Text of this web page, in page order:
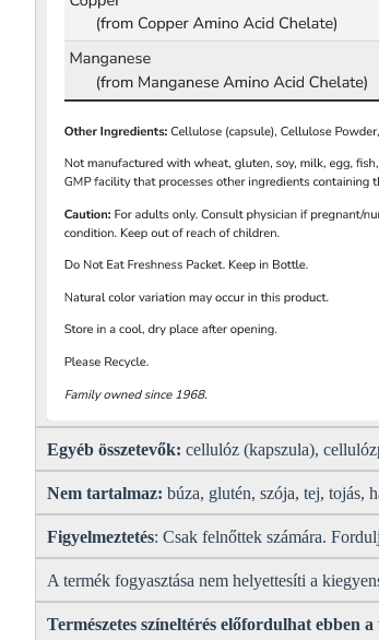
Egyéb összetevők: cellulóz (kapszula),
Nem tartalmaz: búza, glutén, szója, tej, tojás,
Figyelmeztetés: Csak felnőttek számára.
A termék fogyasztása nem helyettesíti a
Természetes színeltérés előfordulhat ebben